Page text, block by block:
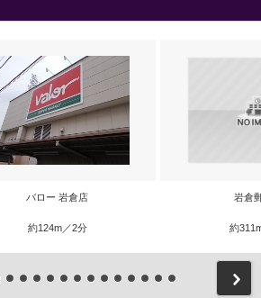
バロー 岩倉店
約124m／2分
岩倉
約